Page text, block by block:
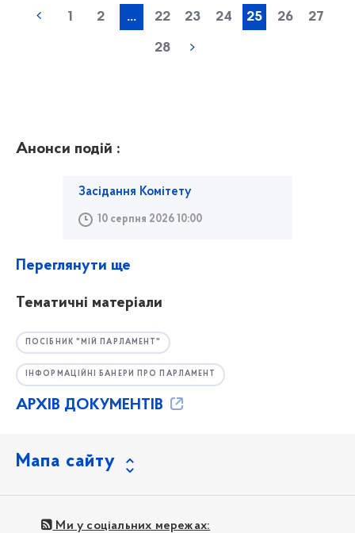
1 2 ... 22 23 24 25 26 27
28
Анонси подій :
Засідання Комітету
10 серпня 2026 10:00
Переглянути ще
Тематичні матеріали
ПОСІБНИК "МІЙ ПАРЛАМЕНТ"
ІНФОРМАЦІЙНІ БАНЕРИ ПРО ПАРЛАМЕНТ
АРХІВ ДОКУМЕНТІВ
Мапа сайту
Ми у соціальних мережах: